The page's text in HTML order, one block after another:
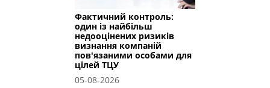
Фактичний контроль:
один із найбільш
недооцінених ризиків
визнання компаній
пов'язаними особами для
цілей ТЦУ
05-08-2026